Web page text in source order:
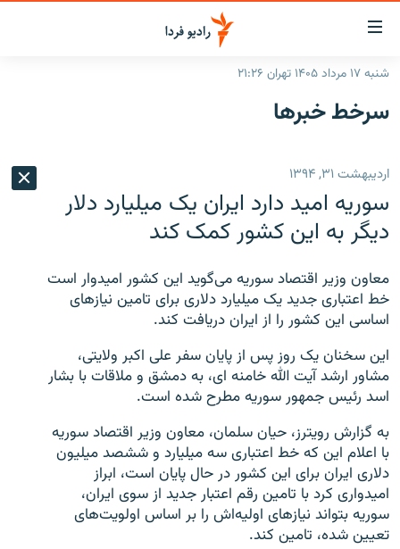
لینک‌های
قابلیت
دسترسی
بازگشت
اصلی
رفتن
صفحه
ایران
انتخاب کنید و بشنوید
فرکانس‌ها
پادکست
گزارش‌های تصویری
گزارش‌های ویدئویی
زنان فردا
English
به ما بپیوندید
زبان‌های دیگر
شنبه ۱۷ مرداد ۱۴۰۵ تهران ۲۱:۲۶
سرخط‌ خبرها
اردیبهشت ۳۱, ۱۳۹۴
سوریه امید دارد ایران یک میلیارد دلار
دیگر به این کشور کمک کند
معاون وزیر اقتصاد سوریه می‌گوید این کشور امیدوار است
خط اعتباری جدید یک میلیارد دلاری برای تامین نیازهای
اساسی این کشور را از ایران دریافت کند.
این سخنان یک روز پس از پایان سفر علی اکبر ولایتی،
مشاور ارشد آیت الله خامنه ای، به دمشق و ملاقات با بشار
اسد رئیس جمهور سوریه مطرح شده است.
به گزارش رویترز، حیان سلمان، معاون وزیر اقتصاد سوریه
با اعلام این که خط اعتباری سه میلیارد و ششصد میلیون
دلاری ایران برای این کشور در حال پایان است، ابراز
امیدواری کرد با تامین رقم اعتبار جدید از سوی ایران،
سوریه بتواند نیازهای اولیه‌اش را بر اساس اولویت‌های
تعیین شده، تامین کند.